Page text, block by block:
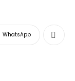
WhatsApp